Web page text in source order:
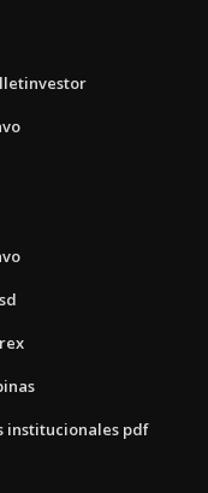
institucionales pdf